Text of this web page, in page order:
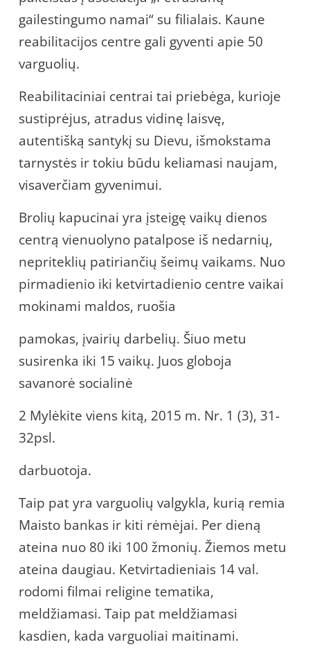
gailestingumo namai“ su filialais. Kaune
reabilitacijos centre gali gyventi apie 50
varguolių.
Reabilitaciniai centrai tai priebėga, kurioje
sustiprėjus, atradus vidinę laisvę,
autentišką santykį su Dievu, išmokstama
tarnystės ir tokiu būdu keliamasi naujam,
visaverčiam gyvenimui.
Brolių kapucinai yra įsteigę vaikų dienos
centrą vienuolyno patalpose iš nedarnių,
nepriteklių patiriančių šeimų vaikams. Nuo
pirmadienio iki ketvirtadienio centre vaikai
mokinami maldos, ruošia
pamokas, įvairių darbelių. Šiuo metu
susirenka iki 15 vaikų. Juos globoja
savanorė socialinė
2 Mylėkite viens kitą, 2015 m. Nr. 1 (3), 31-
32psl.
darbuotoja.
Taip pat yra varguolių valgykla, kurią remia
Maisto bankas ir kiti rėmėjai. Per dieną
ateina nuo 80 iki 100 žmonių. Žiemos metu
ateina daugiau. Ketvirtadieniais 14 val.
rodomi filmai religine tematika,
meldžiamasi. Taip pat meldžiamasi
kasdien, kada varguoliai maitinami.